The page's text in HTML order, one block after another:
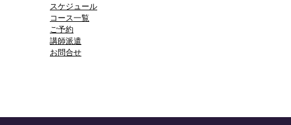
スケジュール
コース一覧
​ご予約
講師派遣
​お問合せ